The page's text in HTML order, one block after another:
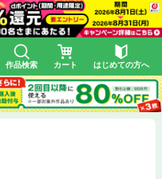
作品検索 カート はじめての方へ